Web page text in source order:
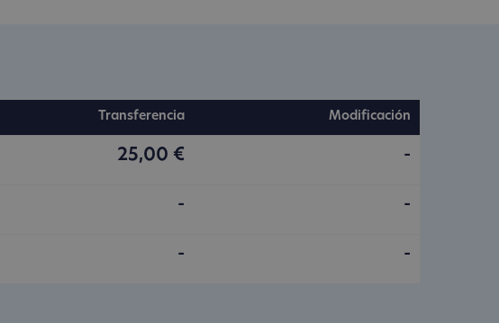
Transferencia Modificación
25,00 € -
- -
- -